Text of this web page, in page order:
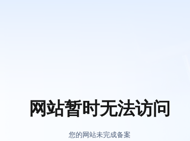
网站暂时无法访问
您的网站未完成备案